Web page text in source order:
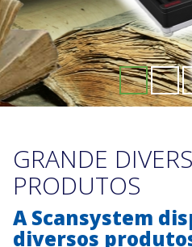
GRANDE
PRODUTOS
A Scansystem
diversos